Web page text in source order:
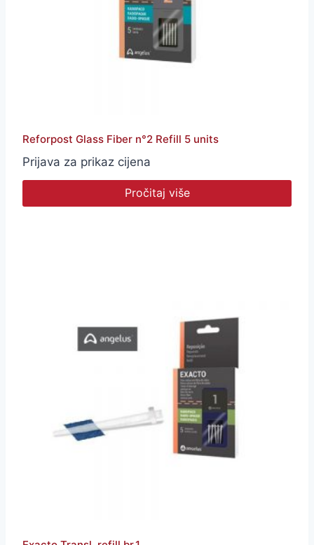
Reforpost Glass Fiber n°2 Refill 5 units
Prijava za prikaz cijena
Pročitaj više